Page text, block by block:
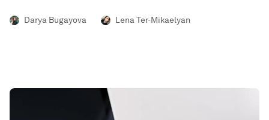
Darya Bugayova Lena Ter-Mikaelyan